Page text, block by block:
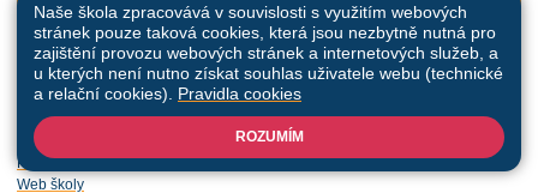
Všechna práva vyhrazena. Copyright © 2026 |
Prohlášení o přístupnosti|Pravidla COOKIES|GDPR
Web školy
Naše škola zpracovává v souvislosti s využitím webových
stránek pouze taková cookies, která jsou nezbytně nutná pro
zajištění provozu webových stránek a internetových služeb, a
u kterých není nutno získat souhlas uživatele webu (technické
a relační cookies). Pravidla cookies
ROZUMÍM